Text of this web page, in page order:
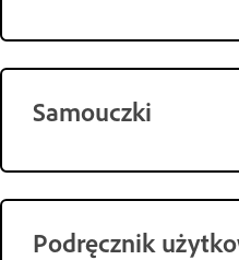
Samouczki
Podręcznik